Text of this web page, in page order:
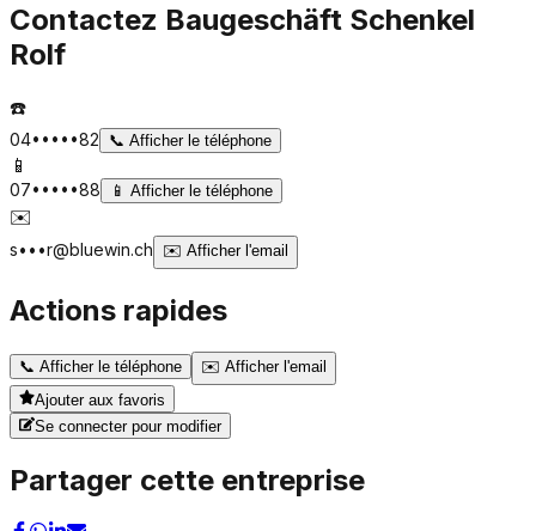
Contactez Baugeschäft Schenkel
Rolf
☎️
04•••••82 📞 Afficher le téléphone
📱
07•••••88 📱 Afficher le téléphone
✉️
s•••r@bluewin.ch ✉️ Afficher l'email
Actions rapides
📞 Afficher le téléphone ✉️ Afficher l'email
Ajouter aux favoris
Se connecter pour modifier
Partager cette entreprise